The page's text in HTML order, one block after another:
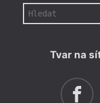
Tvar na